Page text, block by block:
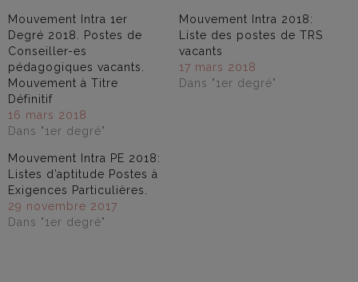
Mouvement Intra 1er
Degré 2018. Postes de
Conseiller-es
pédagogiques vacants.
Mouvement à Titre
Définitif
16 mars 2018
Dans "1er degré"
Mouvement Intra 2018:
Liste des postes de TRS
vacants
17 mars 2018
Dans "1er degré"
Mouvement Intra PE 2018:
Listes d’aptitude Postes à
Exigences Particulières.
29 novembre 2017
Dans "1er degré"